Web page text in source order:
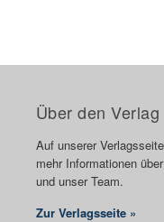
Über den Verlag
Auf unserer
mehr Informationen
und unser Team.
Zur Verlagsseite »